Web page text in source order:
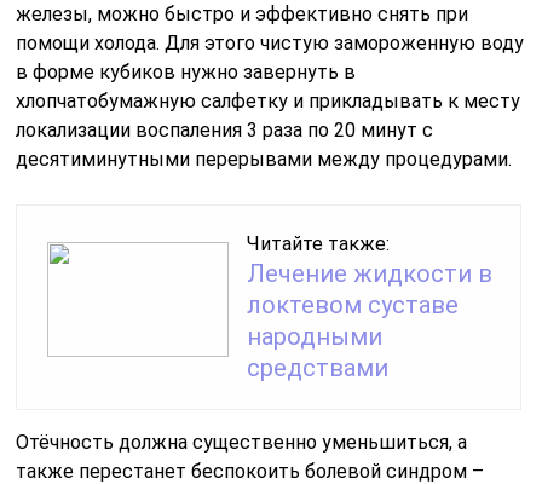
железы, можно быстро и эффективно снять при
помощи холода. Для этого чистую замороженную воду
в форме кубиков нужно завернуть в
хлопчатобумажную салфетку и прикладывать к месту
локализации воспаления 3 раза по 20 минут с
десятиминутными перерывами между процедурами.
Читайте также:
Лечение жидкости в
локтевом суставе
народными
средствами
Отёчность должна существенно уменьшиться, а
также перестанет беспокоить болевой синдром –